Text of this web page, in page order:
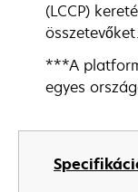
(LCCP)
összetevőket.
***A
egyes